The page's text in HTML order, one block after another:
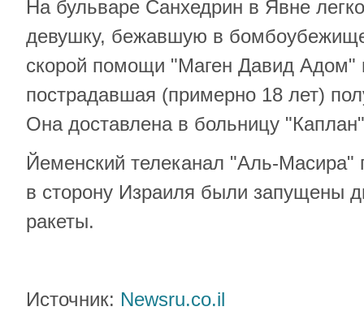
На бульваре Санхедрин в Явне
девушку, бежавшую в
скорой помощи "Маген Давид Адом"
пострадавшая (примерно 18 лет)
Она доставлена в больницу
Йеменский телеканал "Аль-Масира"
в сторону Израиля были запущены
ракеты.
Источник: Newsru.co.il